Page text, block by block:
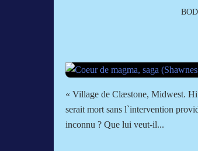
BOD
« Village de Clæstone, Midwest.
serait mort sans l`intervention
inconnu ? Que lui veut-il...